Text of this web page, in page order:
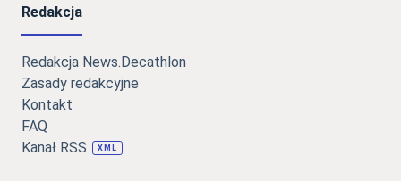
Redakcja
Redakcja News.Decathlon
Zasady redakcyjne
Kontakt
FAQ
Kanał RSS
XML